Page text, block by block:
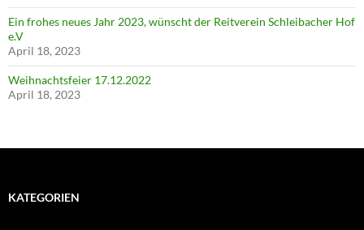
Ein frohes neues Jahr 2023, wünscht der Reitverein Schleibacher Hof
e.V
April 18, 2023
Weihnachtsfeier 17.12.2022
April 18, 2023
KATEGORIEN